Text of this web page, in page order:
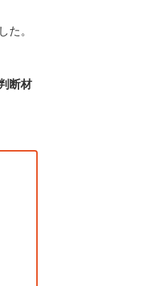
た。
断材